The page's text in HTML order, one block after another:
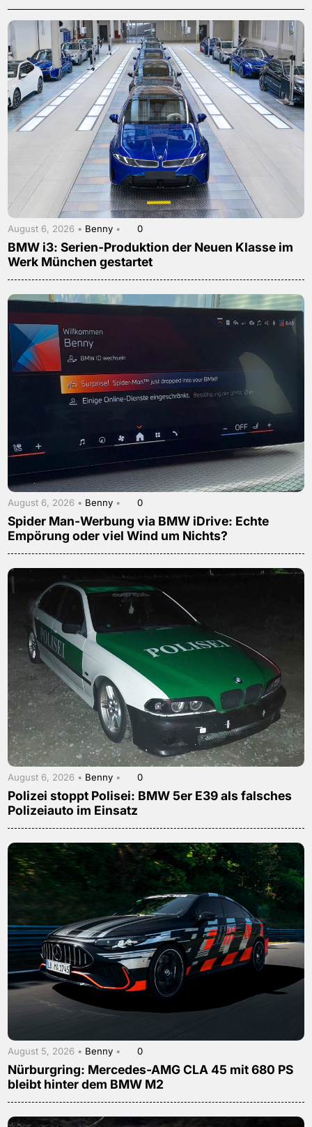
August 6, 2026 • Benny • 0
BMW i3: Serien-Produktion der Neuen Klasse im
Werk München gestartet
August 6, 2026 • Benny • 0
Spider Man-Werbung via BMW iDrive: Echte
Empörung oder viel Wind um Nichts?
August 6, 2026 • Benny • 0
Polizei stoppt Polisei: BMW 5er E39 als falsches
Polizeiauto im Einsatz
August 5, 2026 • Benny • 0
Nürburgring: Mercedes-AMG CLA 45 mit 680 PS
bleibt hinter dem BMW M2